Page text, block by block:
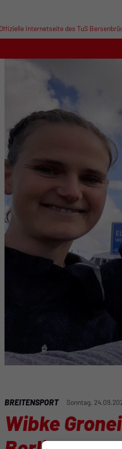
Offizielle Internetseite des TuS
BREITENSPORT Sonntag,
Wibke